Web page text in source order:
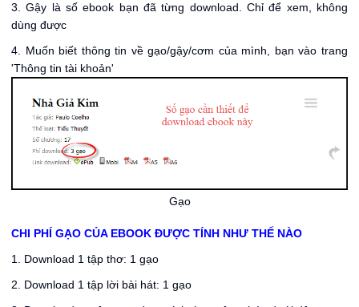
3. Gậy là số ebook bạn đã từng download. Chỉ để xem, không
dùng được
4. Muốn biết thông tin về gạo/gậy/cơm của mình, bạn vào trang
'Thông tin tài khoản'
Gạo
CHI PHÍ GẠO CỦA EBOOK ĐƯỢC TÍNH NHƯ THẾ NÀO
1. Download 1 tập thơ: 1 gạo
2. Download 1 tập lời bài hát: 1 gạo